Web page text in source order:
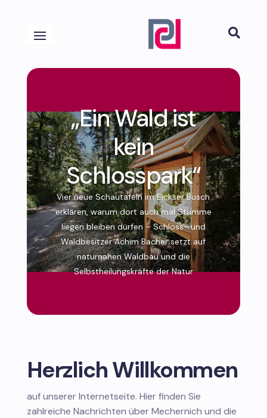

„Ein Wald ist
kein
Schlosspark“
Vier neue Schautafeln im Eickser Busch
erklären, warum dort auch mal Stämme
liegen bleiben dürfen – Schloss- und
Waldbesitzer Achim Bacher setzt auf
naturnahen Waldbau und die
Selbstheilungskräfte der Natur
Herzlich Willkommen
auf unserer Internetseite. Hier finden Sie
zahlreiche Nachrichten über Mechernich und die